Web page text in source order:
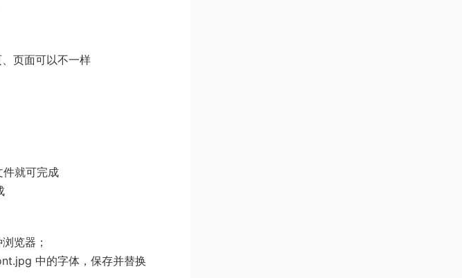
页面可以不一样
就可完成
览器；
中的字体，保存并替换